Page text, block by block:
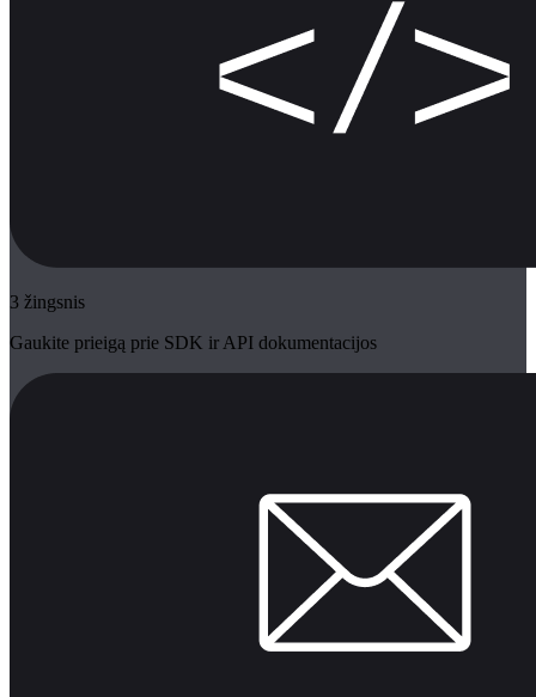
3 žingsnis
Gaukite prieigą prie SDK ir API dokumentacijos